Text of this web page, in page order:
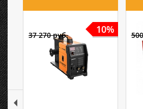
10%
37 270 руб.